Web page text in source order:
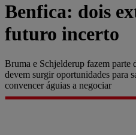
Benfica: dois
futuro incerto
Bruma e Schjelderup fazem parte
devem surgir oportunidades para
convencer águias a negociar